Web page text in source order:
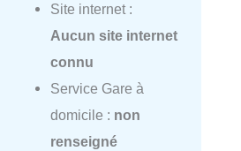
Site internet :
Aucun site internet
connu
Service Gare à
domicile : non
renseigné